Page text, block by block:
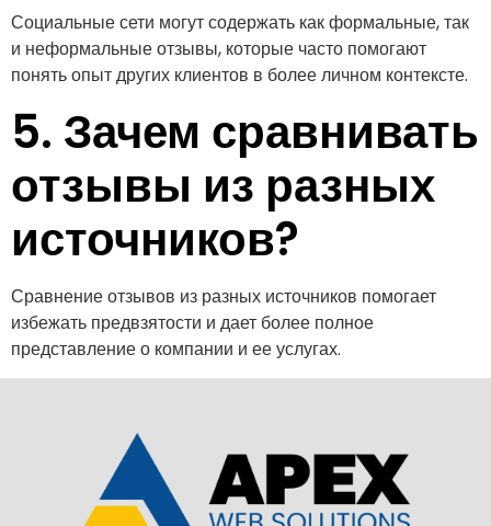
Социальные сети могут содержать как формальные, так
и неформальные отзывы, которые часто помогают
понять опыт других клиентов в более личном контексте.
5. Зачем сравнивать
отзывы из разных
источников?
Сравнение отзывов из разных источников помогает
избежать предвзятости и дает более полное
представление о компании и ее услугах.